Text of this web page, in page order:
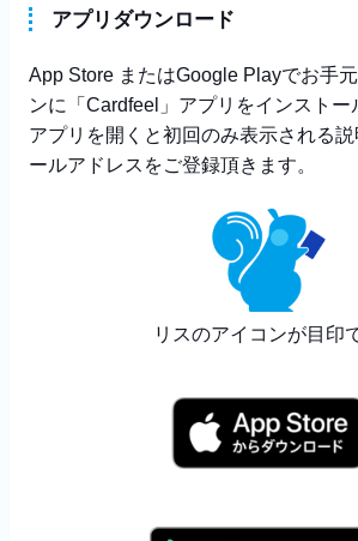
アプリダウンロード
App Store またはGoogle Playでお手
ンに「Cardfeel」アプリをインストー
アプリを開くと初回のみ表示される
ールアドレスをご登録頂きます。
リスのアイコンが目印